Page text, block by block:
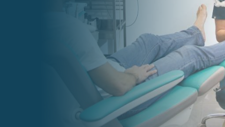
Lunes y Jueves: 8:30 – 20:00
Martes y Miércoles: 9:00 – 20:00
Viernes: 8:30 – 14:00